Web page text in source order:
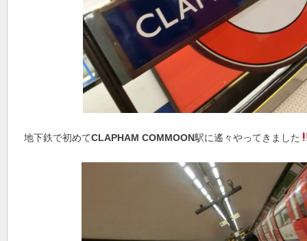
地下鉄で初めてCLAPHAM COMMOON駅に遙々やってきました